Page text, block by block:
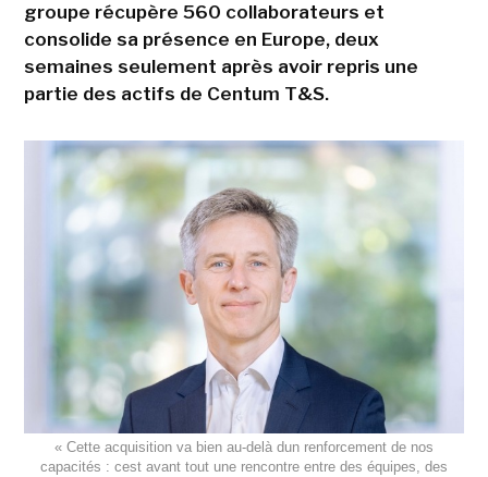
groupe récupère 560 collaborateurs et
consolide sa présence en Europe, deux
semaines seulement après avoir repris une
partie des actifs de Centum T&S.
« Cette acquisition va bien au-delà dun renforcement de nos
capacités : cest avant tout une rencontre entre des équipes, des